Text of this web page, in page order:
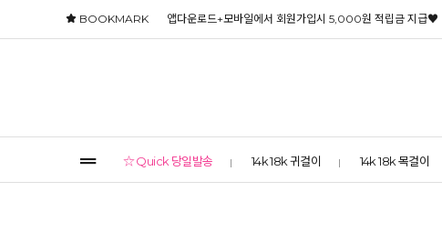
BOOKMARK 앱다운로드+모바일에서 회원가입시 5,000원 적립금 지급♥
☆ Quick 당일발송 14k 18k 귀걸이 14k 18k 목걸이